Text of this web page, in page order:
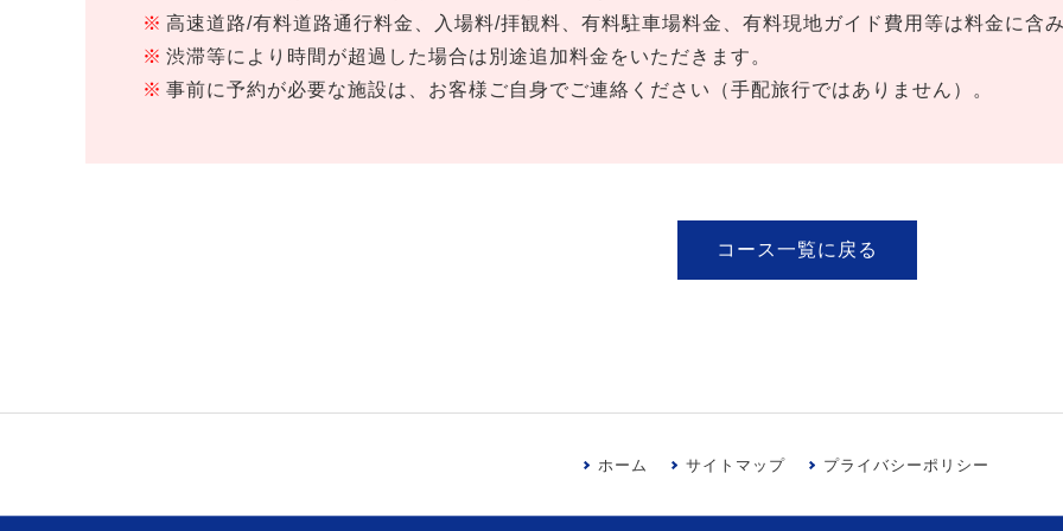
高速道路/有料道路通行料金、入場料/拝観料、有料駐車場料金、有料現地ガイド費用等は料金に含み
渋滞等により時間が超過した場合は別途追加料金をいただきます。
事前に予約が必要な施設は、お客様ご自身でご連絡ください（手配旅行ではありません）。
コース一覧に戻る
ホーム サイトマップ プライバシーポリシー